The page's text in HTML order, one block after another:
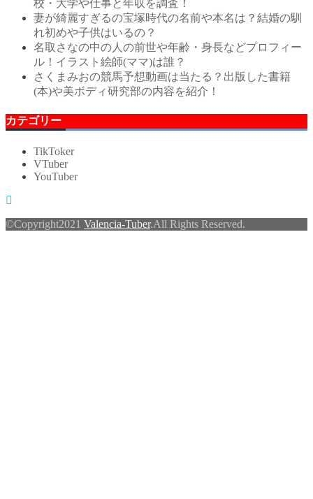
校・大学や仕事と年収を調査！
妻が綺麗すぎるの宝塚時代の名前や本名は？結婚の馴
れ初めや子供はいるの？
名取さなの中の人の前世や年齢・身長などプロフィー
ル！イラスト絵師(ママ)は誰？
さくまみおの競馬予想動画は当たる？出版した書籍
(本)や美ボディ研究部の内容を紹介！
カテゴリー
TikToker
VTuber
YouTuber
©Copyright2021 Valencia-Tuber.All Rights Reserved.